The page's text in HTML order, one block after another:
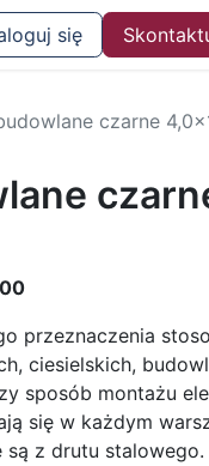
się
czarne
przeznaczenia
ciesielskich,
sposób montażu
się w każdym
z drutu stalowego.